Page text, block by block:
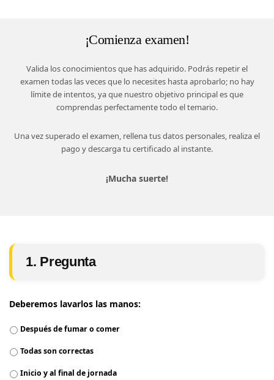
¡Comienza examen!
Valida los conocimientos que has adquirido. Podrás repetir el
examen todas las veces que lo necesites hasta aprobarlo; no hay
límite de intentos, ya que nuestro objetivo principal es que
comprendas perfectamente todo el temario.
Una vez superado el examen, rellena tus datos personales, realiza el
pago y descarga tu certificado al instante.
¡Mucha suerte!
1. Pregunta
Deberemos lavarlos las manos:
Después de fumar o comer
Todas son correctas
Inicio y al final de jornada